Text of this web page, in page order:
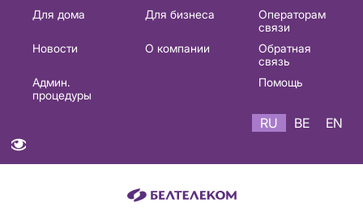
Основная
навигация
Для дома Для бизнеса
Операторам
связи
Новости
О компании
Обратная
связь
Админ.
процедуры
Помощь
RU BE EN